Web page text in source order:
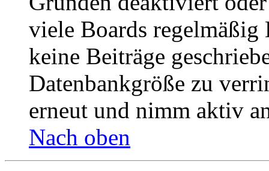
viele Boards
keine Beiträge
Datenbankgröße zu
erneut und nimm aktiv
Nach oben